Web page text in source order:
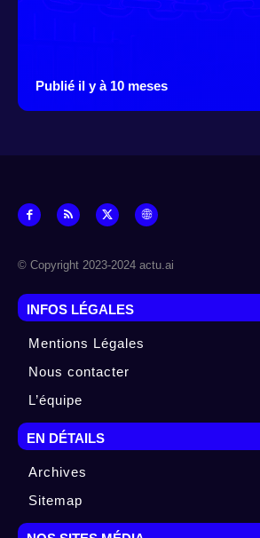
Publié il y à 10 meses
© Copyright 2023-2024 actu.ai
INFOS LÉGALES
Mentions Légales
Nous contacter
L’équipe
EN DÉTAILS
Archives
Sitemap